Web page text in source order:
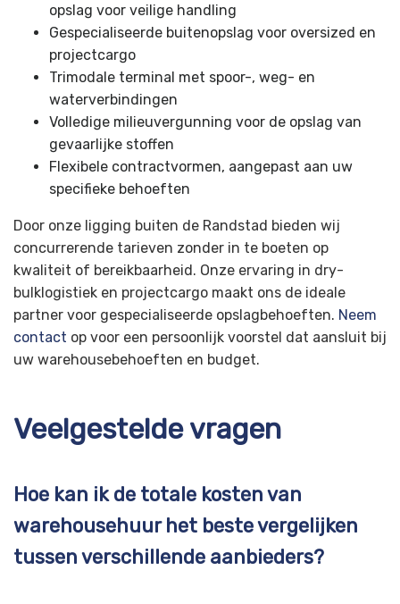
opslag voor veilige handling
Gespecialiseerde buitenopslag voor oversized en
projectcargo
Trimodale terminal met spoor-, weg- en
waterverbindingen
Volledige milieuvergunning voor de opslag van
gevaarlijke stoffen
Flexibele contractvormen, aangepast aan uw
specifieke behoeften
Door onze ligging buiten de Randstad bieden wij
concurrerende tarieven zonder in te boeten op
kwaliteit of bereikbaarheid. Onze ervaring in dry-
bulklogistiek en projectcargo maakt ons de ideale
partner voor gespecialiseerde opslagbehoeften. Neem
contact op voor een persoonlijk voorstel dat aansluit bij
uw warehousebehoeften en budget.
Veelgestelde vragen
Hoe kan ik de totale kosten van
warehousehuur het beste vergelijken
tussen verschillende aanbieders?